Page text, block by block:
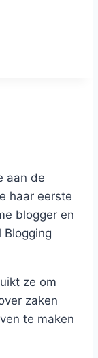
aan de
haar eerste
blogger en
ze om
zaken
te maken